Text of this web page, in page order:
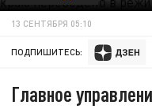
13 СЕНТЯБРЯ 05:10
ПОДПИШИТЕСЬ:
Главное